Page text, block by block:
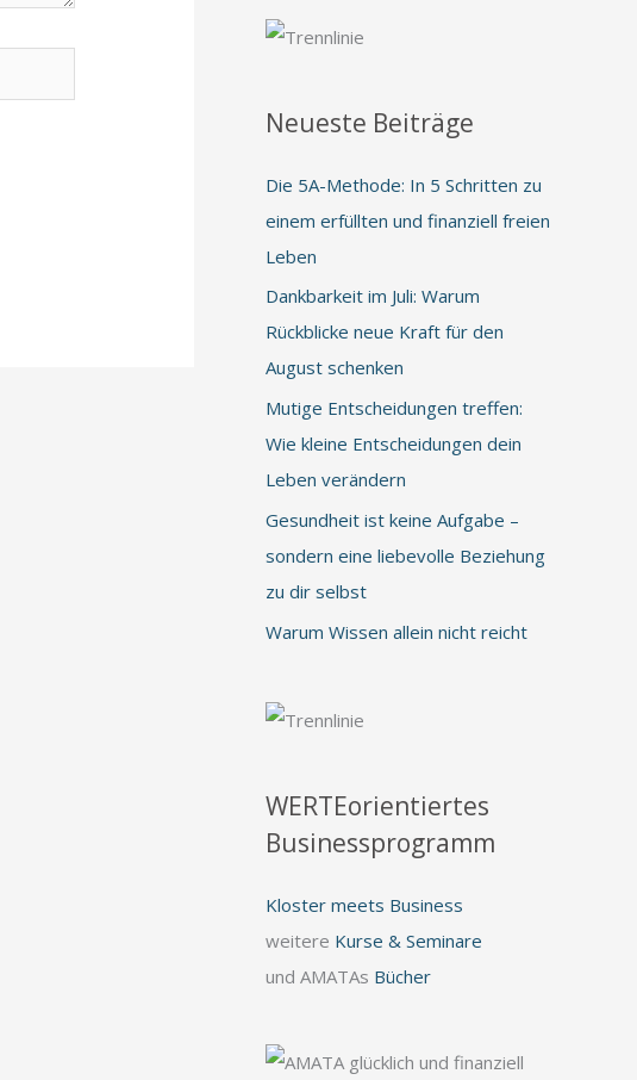
Neueste Beiträge
Die 5A-Methode: In 5 Schritten zu
einem erfüllten und finanziell freien
Leben
Dankbarkeit im Juli: Warum
Rückblicke neue Kraft für den
August schenken
Mutige Entscheidungen treffen:
Wie kleine Entscheidungen dein
Leben verändern
Gesundheit ist keine Aufgabe –
sondern eine liebevolle Beziehung
zu dir selbst
Warum Wissen allein nicht reicht
WERTEorientiertes
Businessprogramm
Kloster meets Business
weitere Kurse & Seminare
und AMATAs Bücher